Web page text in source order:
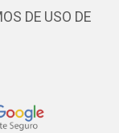
DE USO DE